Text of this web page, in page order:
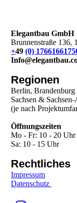
Elegantbau GmbH
Brunnenstraße 136,
+49(0)
Regionen
Berlin,
Sachsen &
(je nach
Öffnungszeiten
Mo - Fr: 10 - 20 Uhr
Sa: 10 - 15 Uhr
Rechtliches
Impressum
Datenschutz